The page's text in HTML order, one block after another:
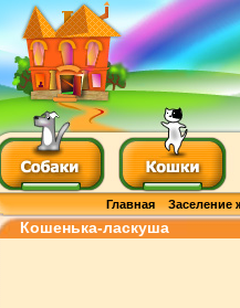
Главная Заселение
Кошенька-ласкуша